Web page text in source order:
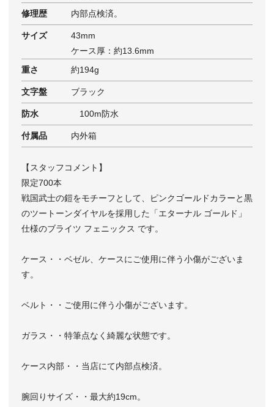
修理歴
内部点検済。
サイズ
43mm
ケース厚：約13.6mm
重さ
約194g
文字盤 ブラック
防水 100m防水
付属品 内外箱
【スタッフコメント】
限定700本
戦国武士の鎧をモチーフとして、ピンクゴールドカラーと黒
のツートーンダイヤルを採用した「エターナル ゴールド」
仕様のブライツ フェニックス です。
ケース・・ベゼル、ケースにご使用に伴う小傷がございま
す。
ベルト・・ご使用に伴う小傷がございます。
ガラス・・特筆点なく綺麗な状態です。
ケース内部・・当店にて内部点検済。
腕回りサイズ・・最大約19cm。